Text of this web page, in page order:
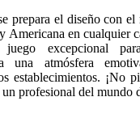
prepara el diseño con el
Americana en cualquier
juego excepcional
una atmósfera
establecimientos. ¡No
profesional del mundo